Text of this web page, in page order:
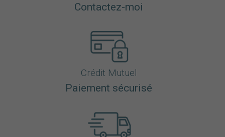
Contactez-moi
Crédit Mutuel
Paiement sécurisé